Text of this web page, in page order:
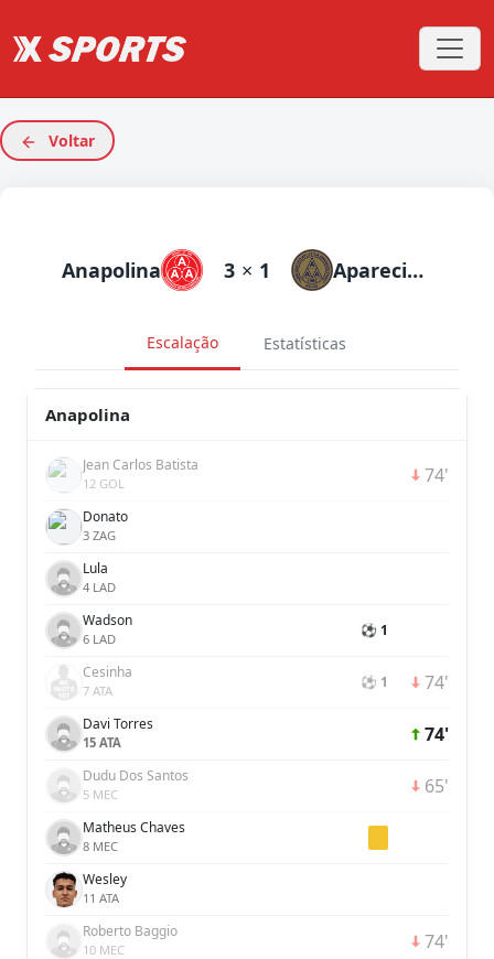
Voltar
Anapolina 3 × 1 Aparecidense
Escalação Estatísticas
Anapolina
Jean Carlos Batista
12 GOL 74'
Donato
3 ZAG
Lula
4 LAD
Wadson
6 LAD ⚽ 1
Cesinha
7 ATA ⚽ 1 74'
Davi Torres
15 ATA 74'
Dudu Dos Santos
5 MEC 65'
Matheus Chaves
8 MEC
Wesley
11 ATA
Roberto Baggio
10 MEC 74'